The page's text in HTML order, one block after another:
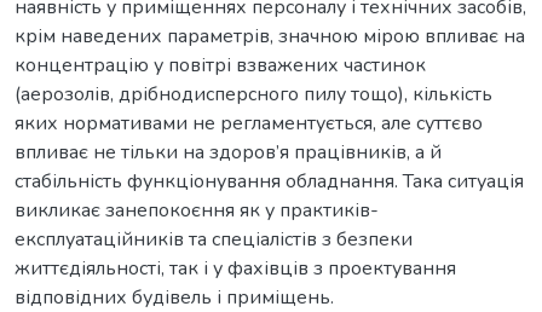
наявність у приміщеннях персоналу і технічних засобів,
крім наведених параметрів, значною мірою впливає на
концентрацію у повітрі взважених частинок
(аерозолів, дрібнодисперсного пилу тощо), кількість
яких нормативами не регламентується, але суттєво
впливає не тільки на здоров’я працівників, а й
стабільність функціонування обладнання. Така ситуація
викликає занепокоєння як у практиків-
експлуатаційників та спеціалістів з безпеки
життєдіяльності, так і у фахівців з проектування
відповідних будівель і приміщень.